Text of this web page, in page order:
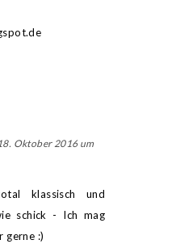
Oktober 2016 um
klassisch und
schick - Ich mag
gerne :)